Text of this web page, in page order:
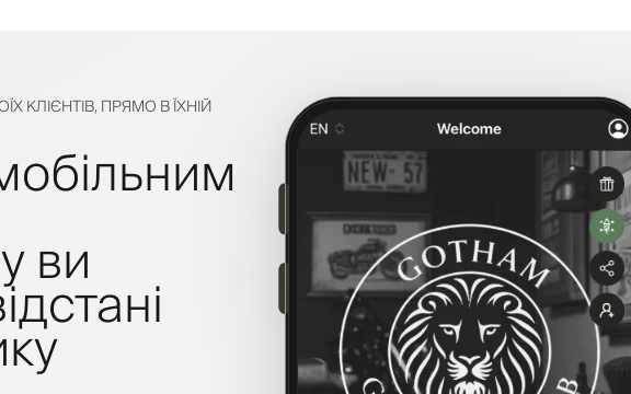
КЛІЄНТІВ, ПРЯМО В ЇХНІЙ
ви